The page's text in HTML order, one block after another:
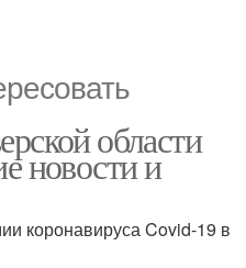
области
новости и
коронавируса Covid-19 в